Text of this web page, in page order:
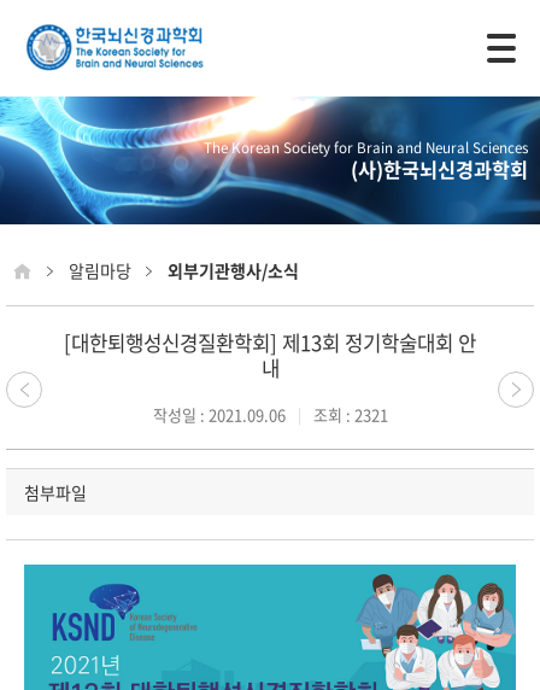
The Korean Society for Brain and Neural Sciences
(사)한국뇌신경과학회
알림마당 외부기관행사/소식
[대한퇴행성신경질환학회] 제13회 정기학술대회 안
내
작성일 : 2021.09.06 조회 : 2321
첨부파일